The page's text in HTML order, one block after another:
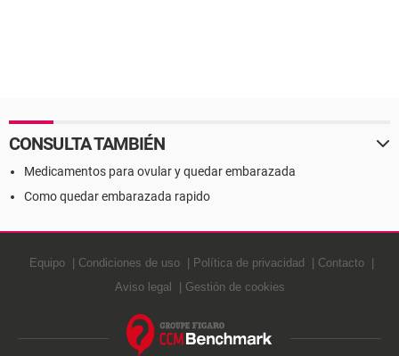
CONSULTA TAMBIÉN
Medicamentos para ovular y quedar embarazada
Como quedar embarazada rapido
Equipo Condiciones de uso Política de privacidad
Contacto
Aviso legal
Gestión de cookies